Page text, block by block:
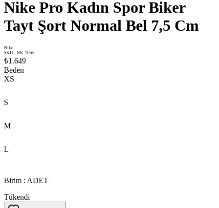
Nike Pro Kadın Spor Biker
Tayt Şort Normal Bel 7,5 Cm
Nike
SKU : NK-1055
₺1.649
Beden
XS
S
M
L
Birim : ADET
Tükendi